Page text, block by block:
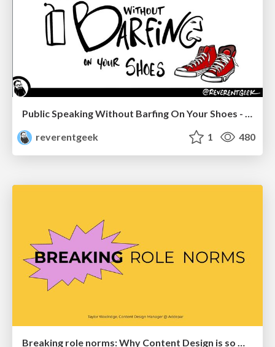
Public Speaking Without Barfing On Your Shoes - THAT 2023
reverentgeek
1 480